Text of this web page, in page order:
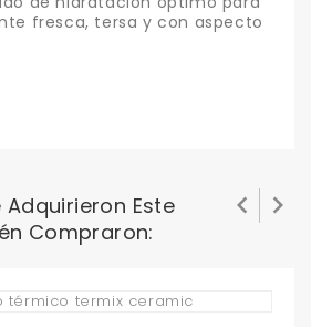
fresca, tersa y con aspecto
Adquirieron Este
Compraron:
 